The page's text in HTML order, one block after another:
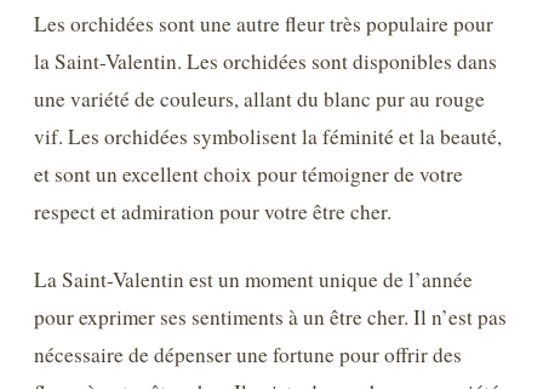
Les orchidées sont une autre fleur très populaire pour
la Saint-Valentin. Les orchidées sont disponibles dans
une variété de couleurs, allant du blanc pur au rouge
vif. Les orchidées symbolisent la féminité et la beauté,
et sont un excellent choix pour témoigner de votre
respect et admiration pour votre être cher.
La Saint-Valentin est un moment unique de l’année
pour exprimer ses sentiments à un être cher. Il n’est pas
nécessaire de dépenser une fortune pour offrir des